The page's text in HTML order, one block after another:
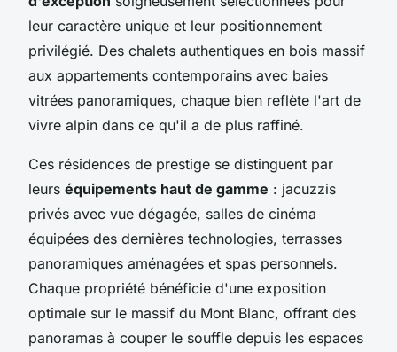
leur caractère unique et leur positionnement
privilégié. Des chalets authentiques en bois massif
aux appartements contemporains avec baies
vitrées panoramiques, chaque bien reflète l'art de
vivre alpin dans ce qu'il a de plus raffiné.
Ces résidences de prestige se distinguent par
leurs équipements haut de gamme : jacuzzis
privés avec vue dégagée, salles de cinéma
équipées des dernières technologies, terrasses
panoramiques aménagées et spas personnels.
Chaque propriété bénéficie d'une exposition
optimale sur le massif du Mont Blanc, offrant des
panoramas à couper le souffle depuis les espaces